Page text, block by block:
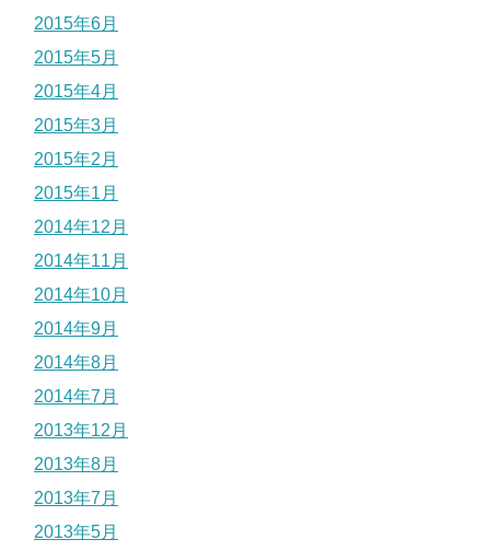
2015年6月
2015年5月
2015年4月
2015年3月
2015年2月
2015年1月
2014年12月
2014年11月
2014年10月
2014年9月
2014年8月
2014年7月
2013年12月
2013年8月
2013年7月
2013年5月